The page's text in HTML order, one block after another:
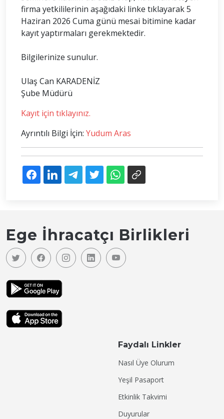
firma yetkililerinin aşağıdaki linke tıklayarak 5
Haziran 2026 Cuma günü mesai bitimine kadar
kayıt yaptırmaları gerekmektedir.
Bilgilerinize sunulur.
Ulaş Can KARADENİZ
Şube Müdürü
Kayıt için tıklayınız.
Ayrıntılı Bilgi İçin: Yudum Aras
Ege İhracatçı Birlikleri
Faydalı Linkler
Nasıl Üye Olurum
Yeşil Pasaport
Etkinlik Takvimi
Duyurular